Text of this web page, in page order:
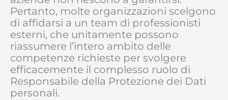
Pertanto, molte organizzazioni scelgono
di affidarsi a un team di professionisti
esterni, che unitamente possono
riassumere l’intero ambito delle
competenze richieste per svolgere
efficacemente il complesso ruolo di
Responsabile della Protezione dei Dati
personali.